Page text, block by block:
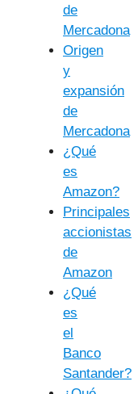
de
Mercadona
Origen
y
expansión
de
Mercadona
¿Qué
es
Amazon?
Principales
accionistas
de
Amazon
¿Qué
es
el
Banco
Santander?